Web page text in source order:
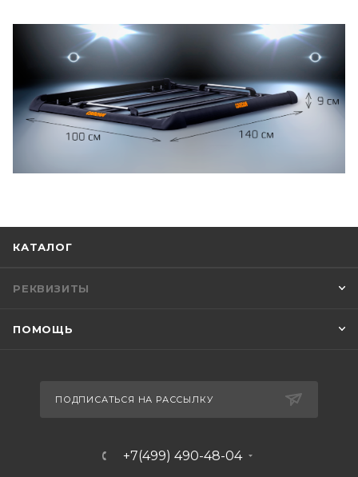
КАТАЛОГ
РЕКВИЗИТЫ
ПОМОЩЬ
ПОДПИСАТЬСЯ НА РАССЫЛКУ
+7(499) 490-48-04